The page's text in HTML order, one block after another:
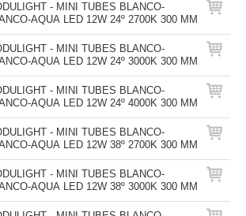
- MINI TUBES BLANCO-
AQUA LED 12W 24º 2700K 300 MM
- MINI TUBES BLANCO-
AQUA LED 12W 24º 3000K 300 MM
- MINI TUBES BLANCO-
AQUA LED 12W 24º 4000K 300 MM
- MINI TUBES BLANCO-
AQUA LED 12W 38º 2700K 300 MM
- MINI TUBES BLANCO-
AQUA LED 12W 38º 3000K 300 MM